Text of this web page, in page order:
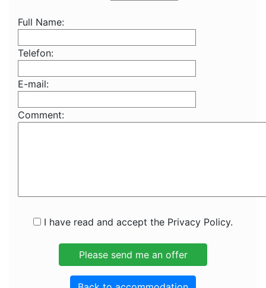
Full Name:
Telefon:
E-mail:
Comment:
I have read and accept the Privacy Policy.